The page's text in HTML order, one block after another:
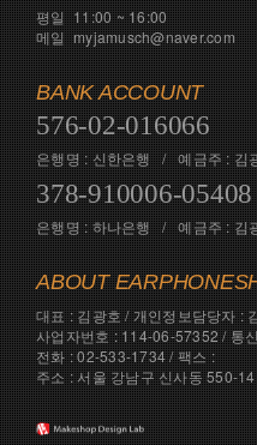
평일 11:00 ~ 16:00
메일 myjamusch@naver.com
BANK ACCOUNT
576-02-016066
은행명 : 신한은행 / 예금주 : 김
378-910006-05408
은행명 : 하나은행 / 예금주 : 김
ABOUT
대표 : 김광호 / 개인정보담당자 :
사업자번호 : 114-06-57352 / 통
전화 : 02-533-1734 / 팩스 :
주소 : 서울 강남구 신사동 550-